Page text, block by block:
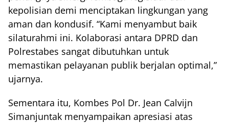
kepolisian demi menciptakan lingkungan yang
aman dan kondusif. “Kami menyambut baik
silaturahmi ini. Kolaborasi antara DPRD dan
Polrestabes sangat dibutuhkan untuk
memastikan pelayanan publik berjalan optimal,”
ujarnya.
Sementara itu, Kombes Pol Dr. Jean Calvijn
Simanjuntak menyampaikan apresiasi atas